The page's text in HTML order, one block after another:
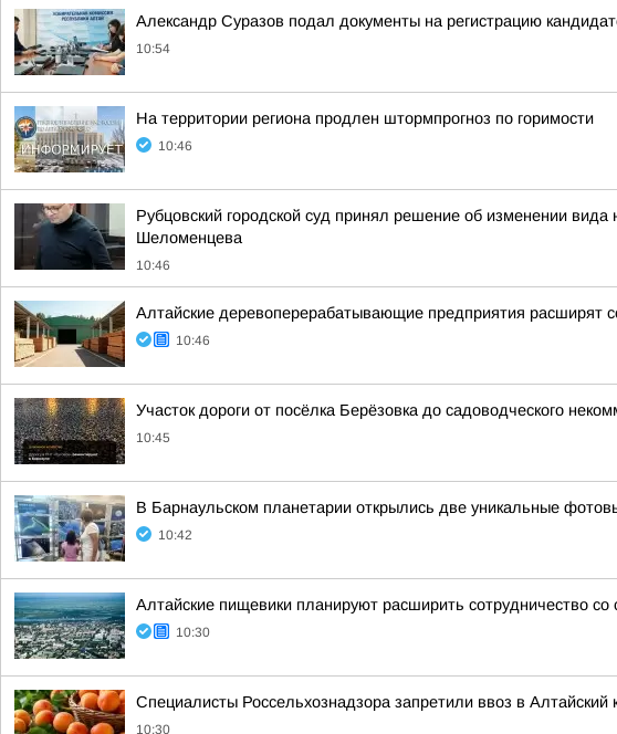
Александр Суразов подал документы на регистрацию
10:54
На территории региона продлен штормпрогноз по горимости
10:46
Рубцовский городской суд принял решение об изменении
Шеломенцева
10:46
Алтайские деревоперерабатывающие предприятия расширят
10:46
Участок дороги от посёлка Берёзовка до садоводческого
10:45
В Барнаульском планетарии открылись две уникальные
10:42
Алтайские пищевики планируют расширить сотрудничество
10:30
Специалисты Россельхознадзора запретили ввоз в Алтайский
10:30